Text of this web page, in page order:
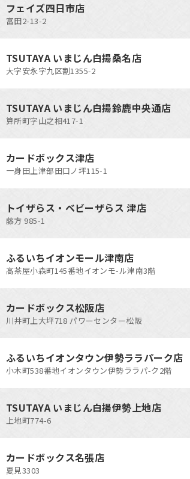
フェイズ四日市店
富田2-13-2
TSUTAYA いまじん白揚桑名店
大字安永字九区割1355-2
TSUTAYA いまじん白揚鈴鹿中央通店
算所町字山之相417-1
カードボックス津店
一身田上津部田口ノ坪115-1
トイザらス・ベビーザらス 津店
藤方 985-1
ふるいちイオンモール津南店
高茶屋小森町145番地イオンモ-ル津南3階
カードボックス松阪店
川井町上大坪718 パワーセンター松阪
ふるいちイオンタウン伊勢ララパーク店
小木町538番地イオンタウン伊勢ララパ-ク2階
TSUTAYA いまじん白揚伊勢上地店
上地町774-6
カードボックス名張店
夏見3303